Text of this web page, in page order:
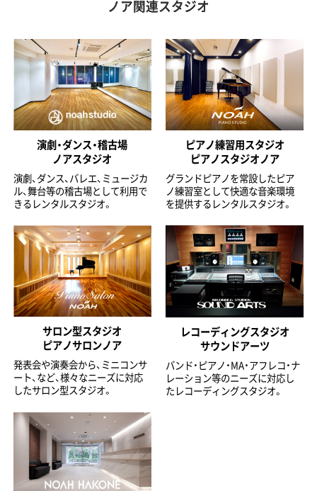
ノア関連スタジオ
演劇・ダンス・稽古場
ノアスタジオ
演劇、ダンス、バレエ、ミュージカ
ル、舞台等の稽古場として利用で
きるレンタルスタジオ。
ピアノ練習用スタジオ
ピアノスタジオノア
グランドピアノを常設したピア
ノ練習室として快適な音楽環境
を提供するレンタルスタジオ。
サロン型スタジオ
ピアノサロンノア
発表会や演奏会から、ミニコンサ
ート、など、様々なニーズに対応
したサロン型スタジオ。
レコーディングスタジオ
サウンドアーツ
バンド・ピアノ・MA・アフレコ・ナ
レーション等のニーズに対応し
たレコーディングスタジオ。